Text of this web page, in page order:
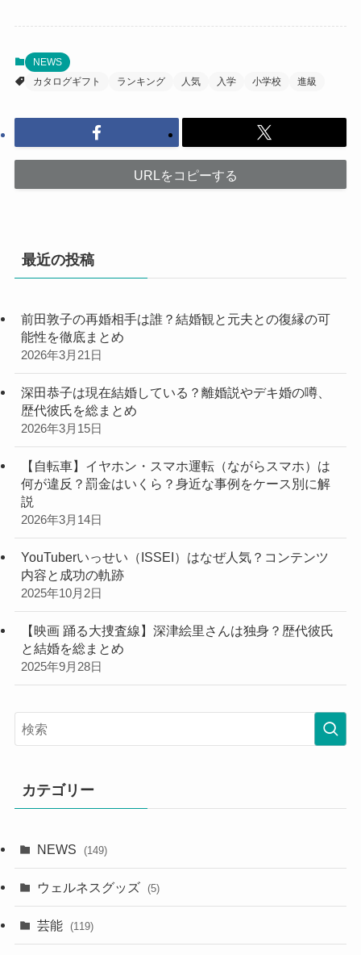
NEWS
カタログギフト
ランキング 人気 入学 小学校 進級
URLをコピーする
最近の投稿
前田敦子の再婚相手は誰？結婚観と元夫との復縁の可
能性を徹底まとめ
2026年3月21日
深田恭子は現在結婚している？離婚説やデキ婚の噂、
歴代彼氏を総まとめ
2026年3月15日
【自転車】イヤホン・スマホ運転（ながらスマホ）は
何が違反？罰金はいくら？身近な事例をケース別に解
説
2026年3月14日
YouTuberいっせい（ISSEI）はなぜ人気？コンテンツ
内容と成功の軌跡
2025年10月2日
【映画 踊る大捜査線】深津絵里さんは独身？歴代彼氏
と結婚を総まとめ
2025年9月28日
カテゴリー
NEWS (149)
ウェルネスグッズ (5)
芸能 (119)